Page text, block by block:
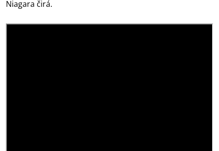
Niagara čirá.